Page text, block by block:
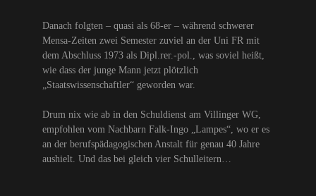
Danach folgten – quasi als 68-er – während schwerer
Mensa-Zeiten zwei Semester zuviel an der Uni FR mit
dem Abschluss 1973 als Dipl.rer.-pol., was soviel heißt,
wie dass der junge Mann jetzt plötzlich
„Staatswissenschaftler“ geworden war.
Drum nix wie ab in den Schuldienst am Villinger WG,
empfohlen vom Nachbarn Falk-Ingo „Lampes“, wo er es
an der berufspädagogischen Anstalt für genau 40 Jahre
aushielt. Und das bei gleich vier Schulleitern…